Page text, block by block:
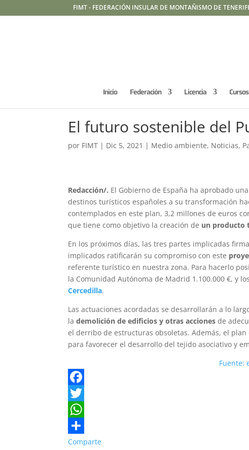
FIMT - FEDERACIÓN INSULAR DE MONTAÑISMO DE
Inicio Federación Licencia Cursos
El futuro sostenible del
por FIMT | Dic 5, 2021 | Medio ambiente, Noticias,
Redacción/. El Gobierno de España ha aprobado
destinos turísticos españoles a su transformación
contemplados en este plan, 3,2 millones de euros
que tiene como objetivo la creación de un producto
En los próximos días, las tres partes implicadas
implicados ratificarán su compromiso con este
referente turístico en nuestra zona. Para hacerlo
la Comunidad Autónoma de Madrid 1.100.000 €, y
Cercedilla.
Las actuaciones acordadas se desarrollarán a lo
lademolición de edificios y otras acciones de
el derribo de estructuras obsoletas. Además, el
para favorecer el desarrollo del tejido asociativo y
Fuente:
F
a
c
e
T
w
i
W
h
Comparte